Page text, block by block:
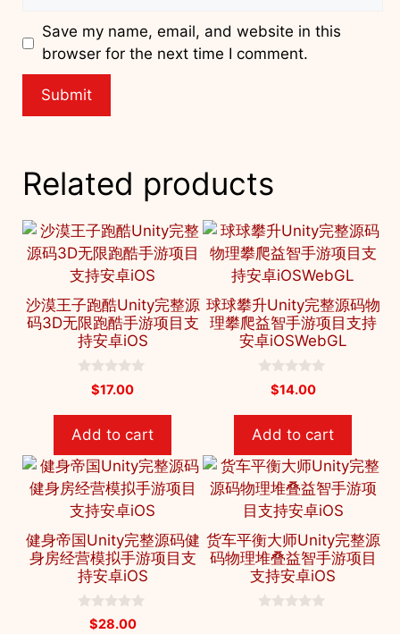
Save my name, email, and website in this
browser for the next time I comment.
Related products
沙漠王子跑酷Unity完整源
码3D无限跑酷手游项目支
持安卓iOS
o
5
$17.00
Add to cart
球球攀升Unity完整源码物
理攀爬益智手游项目支持
安卓iOSWebGL
o
5
$14.00
Add to cart
健身帝国Unity完整源码健
身房经营模拟手游项目支
持安卓iOS
$28.00
货车平衡大师Unity完整源
码物理堆叠益智手游项目
支持安卓iOS